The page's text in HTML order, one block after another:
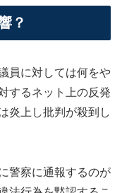
？
員に対しては何をや
するネット上の反発
炎上し批判が殺到し
警察に通報するのが